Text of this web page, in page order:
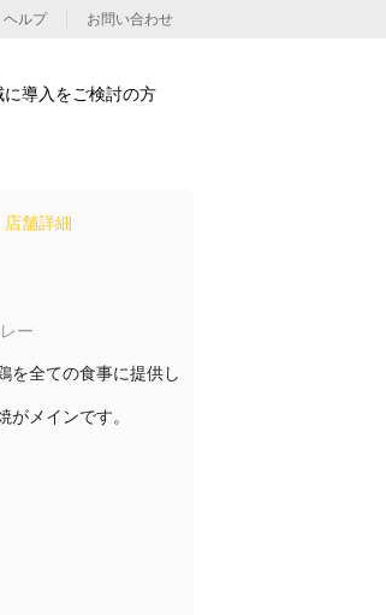
店舗詳細
ー
を全ての食事に提供し
がメインです。
ヘルプ お問い合わせ
に導入をご検討の方